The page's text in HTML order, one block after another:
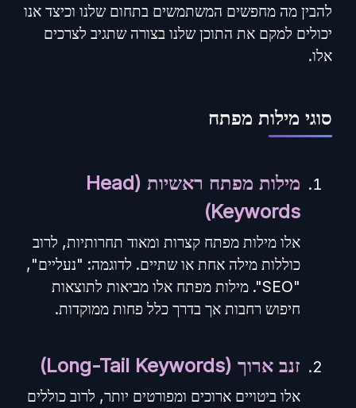
להבין מה מחפשים המשתמשים בתחום שלנו וכיצד אנו
יכולים למקם את התוכן שלנו בצורה שתגיב לצרכים
אלו.
סוגי מילות מפתח
מילות מפתח ראשיות (Head
Keywords)
אלו מילות מפתח קצרות ומאוד תחרותיות, לרוב
כוללות מילה אחת או שתיים. לדוגמה: "נעליים",
"SEO". מילות מפתח אלו מביאות לתוצאות
חיפוש רחבות אך בדרך כלל פחות ממוקדות.
זנב ארוך (Long-Tail Keywords)
אלו ביטויים ארוכים ומפורטים יותר, לרוב כוללים